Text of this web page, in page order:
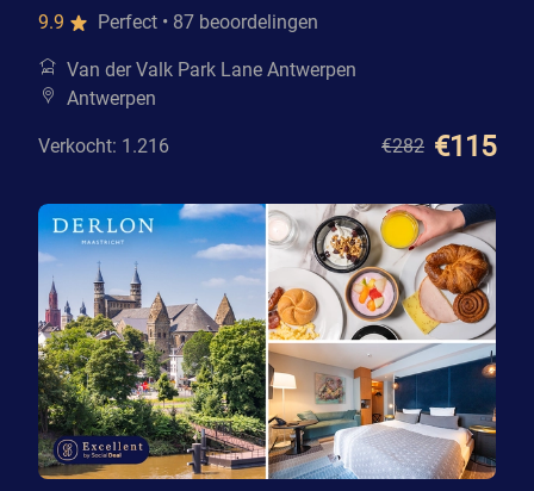
9.9 Perfect • 87 beoordelingen
Van der Valk Park Lane Antwerpen
Antwerpen
Verkocht: 1.216 €282 €115